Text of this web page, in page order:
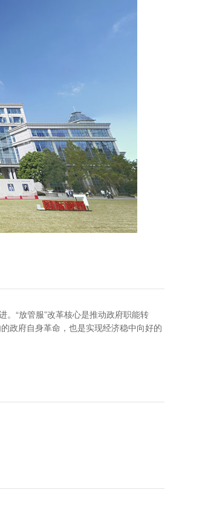
。“放管服”改革核心是推动政府职能转
政府自身革命，也是实现经济稳中向好的